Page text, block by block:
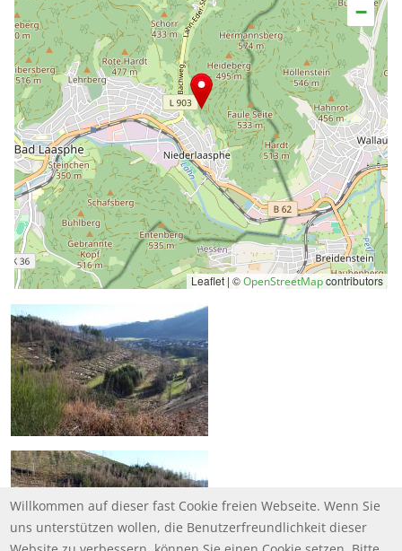
−
Leaflet | ©OpenStreetMapcontributors
Willkommen auf dieser fast Cookie freien Webseite. Wenn Sie
uns unterstützen wollen, die Benutzerfreundlichkeit dieser